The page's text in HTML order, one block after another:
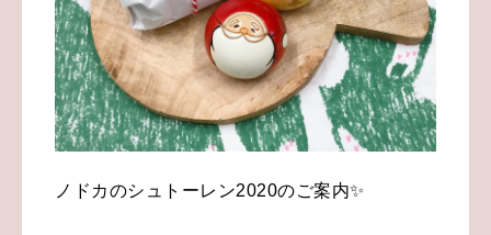
ノドカのシュトーレン2020のご案内✨